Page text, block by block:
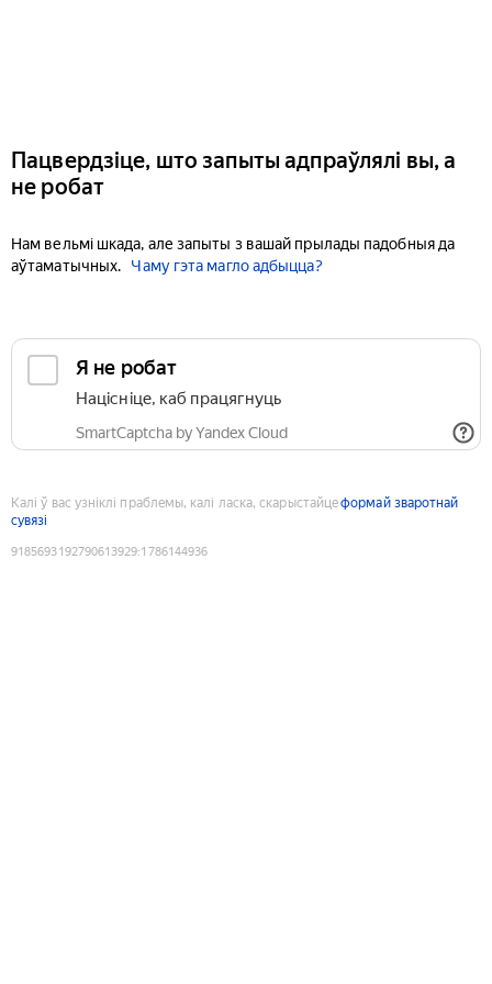
Пацвердзіце, што запыты адпраўлялі вы, а
не робат
Нам вельмі шкада, але запыты з вашай прылады падобныя да
аўтаматычных.
Чаму гэта магло адбыцца?
Я не робат
Націсніце, каб працягнуць
SmartCaptcha by Yandex Cloud
Калі ў вас узніклі праблемы, калі ласка, скарыстайцеформай зваротнай
сувязі
9185693192790613929:1786144936